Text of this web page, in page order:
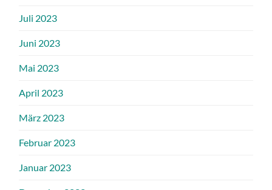
Juli 2023
Juni 2023
Mai 2023
April 2023
März 2023
Februar 2023
Januar 2023